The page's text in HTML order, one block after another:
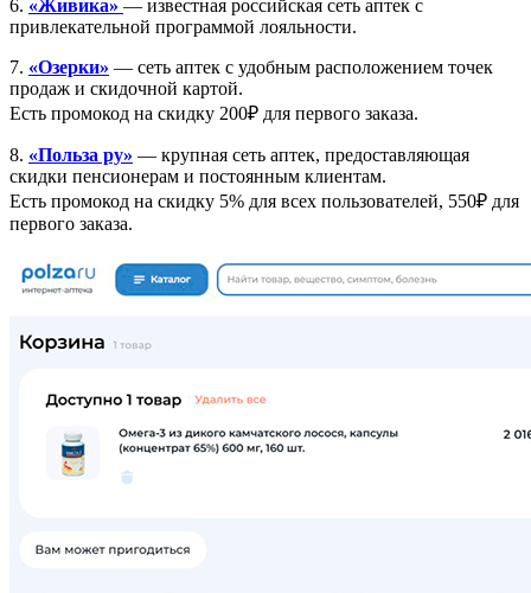
6. «Живика» — известная российская сеть аптек с
привлекательной программой лояльности.
7. «Озерки» — сеть аптек с удобным расположением точек
продаж и скидочной картой.
Есть промокод на скидку 200₽ для первого заказа.
8. «Польза ру» — крупная сеть аптек, предоставляющая
скидки пенсионерам и постоянным клиентам.
Есть промокод на скидку 5% для всех пользователей, 550₽ для
первого заказа.